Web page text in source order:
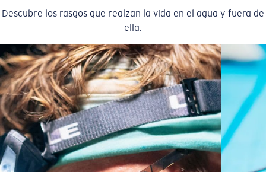
Un frontal de lente reducido diseñado para ajustarse a
Curva base 6 - Cobertura media
Monturas con cobertura y diseño envolvente medios
que valoran el estilo pero siguen ofreciendo el mejor
rendimiento.
Descubre los rasgos que realzan la vida en el agua y fuera de
ella.